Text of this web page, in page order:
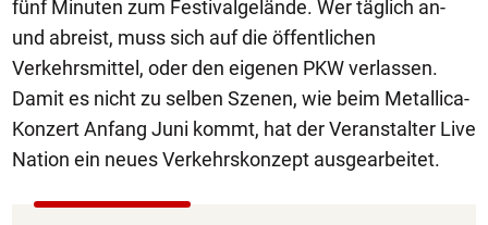
fünf Minuten zum Festivalgelände. Wer täglich an-
und abreist, muss sich auf die öffentlichen
Verkehrsmittel, oder den eigenen PKW verlassen.
Damit es nicht zu selben Szenen, wie beim Metallica-
Konzert Anfang Juni kommt, hat der Veranstalter Live
Nation ein neues Verkehrskonzept ausgearbeitet.